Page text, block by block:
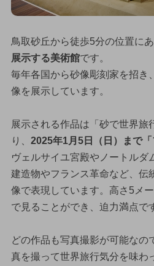
鳥取砂丘から徒歩5分の位置にあ
展示する美術館です。
毎年各国から砂像彫刻家を招き
像を展示しています。
展示される作品は「砂で世界旅
り、 2025年1月5日（日）まで
ヴェルサイユ宮殿やノートルダ
建造物やフランス革命など、伝
像で表現しています。高さ5メ
で見ることができ、迫力満点で
どの作品も写真撮影が可能なの
真を撮って世界旅行気分を味わ